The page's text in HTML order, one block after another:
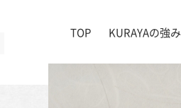
TOP KURAYAの強み